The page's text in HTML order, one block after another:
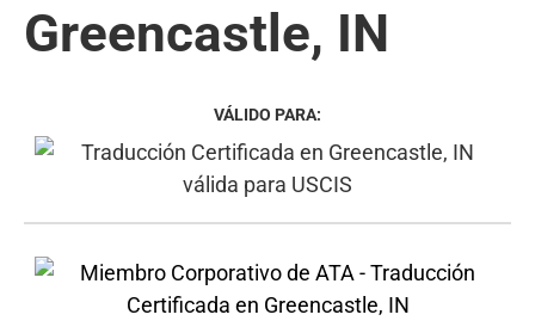
Greencastle, IN
VÁLIDO PARA: